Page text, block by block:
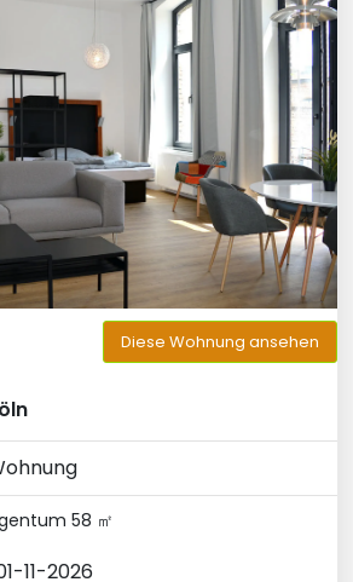
Diese Wohnung ansehen
58 ㎡
11-2026